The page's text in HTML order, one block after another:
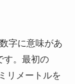
字に意味があ
す。最初の
リメートルを